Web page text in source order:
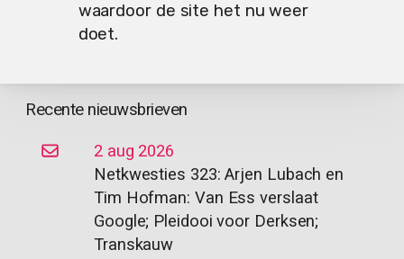
waardoor de site het nu weer
doet.
Recente nieuwsbrieven
2 aug 2026
Netkwesties 323: Arjen Lubach en
Tim Hofman: Van Ess verslaat
Google; Pleidooi voor Derksen;
Transkauw